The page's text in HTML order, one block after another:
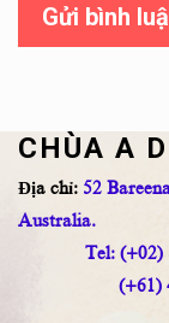
Gửi bình
CHÙA A
Địa chỉ: 52
Australia.
Tel: (+02)
(+61)